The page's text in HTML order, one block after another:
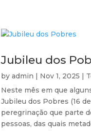
Jubileu dos
by admin | Nov 1, 2025 |
Neste mês em que
Jubileu dos Pobres (16
peregrinação que parte
pessoas, das quais